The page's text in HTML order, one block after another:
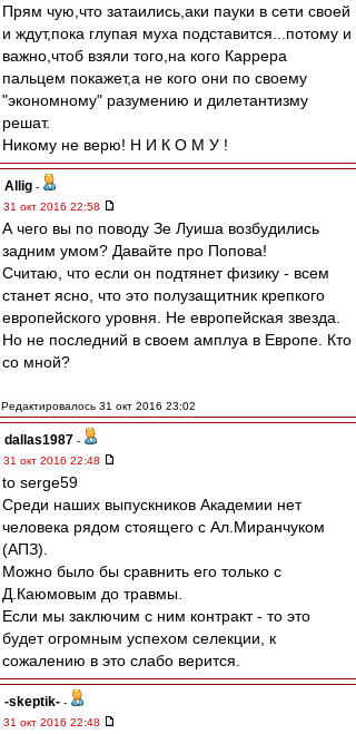
Прям чую,что затаились,аки пауки в сети своей
и ждут,пока глупая муха подставится...потому и
важно,чтоб взяли того,на кого Каррера
пальцем покажет,а не кого они по своему
"экономному" разумению и дилетантизму
решат.
Никому не верю! Н И К О М У !
Allig -
31 окт 2016 22:58
А чего вы по поводу Зе Луиша возбудились
задним умом? Давайте про Попова!
Считаю, что если он подтянет физику - всем
станет ясно, что это полузащитник крепкого
европейского уровня. Не европейская звезда.
Но не последний в своем амплуа в Европе. Кто
со мной?
Редактировалось 31 окт 2016 23:02
dallas1987 -
31 окт 2016 22:48
to serge59
Среди наших выпускников Академии нет
человека рядом стоящего с Ал.Миранчуком
(АПЗ).
Можно было бы сравнить его только с
Д.Каюмовым до травмы.
Если мы заключим с ним контракт - то это
будет огромным успехом селекции, к
сожалению в это слабо верится.
-skeptik- -
31 окт 2016 22:48